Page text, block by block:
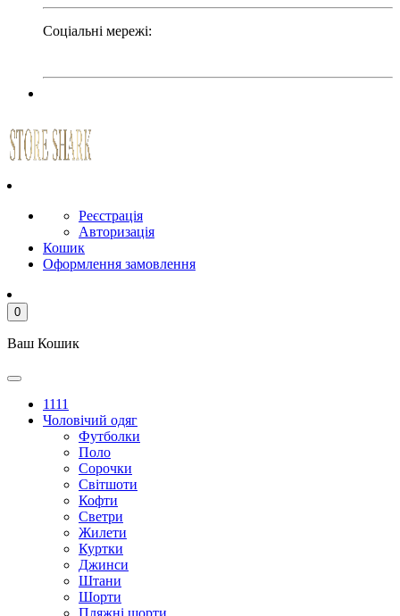
Соціальні мережі:
Реєстрація
Авторизація
Кошик
Оформлення замовлення
0
Ваш Кошик
1111
Чоловічий одяг
Футболки
Поло
Сорочки
Світшоти
Кофти
Светри
Жилети
Куртки
Джинси
Штани
Шорти
Пляжні шорти